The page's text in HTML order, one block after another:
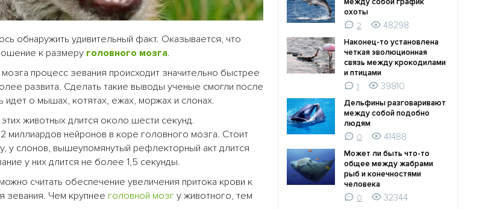
обнаружить удивительный факт. Оказывается, что
к размеру головного мозга.
мозга процесс зевания происходит значительно быстрее
развита. Сделать такие выводы ученые смогли после
идет о мышах, котятах, ежах, моржах и слонах.
животных длится около шести секунд.
миллиардов нейронов в коре головного мозга. Стоит
у слонов, вышеупомянутый рефлекторный акт длится
у них длится не более 1,5 секунды.
считать обеспечение увеличения притока крови к
зевания. Чем крупнее головной мозг у животного, тем
между собой график
охоты
2
48298
Наконец-то установлена
четкая эволюционная
связь между крокодилами
и птицами
1
39810
Дельфины разговаривают
между собой подобно
людям
0
41488
Может ли быть что-то
общее между жабрами
рыб и конечностями
человека
0
32344